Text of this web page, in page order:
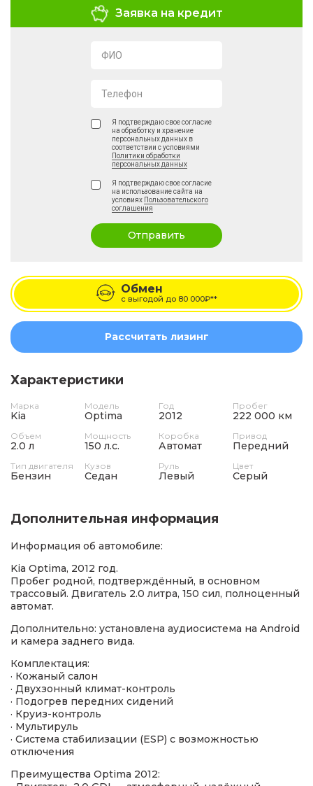
Заявка на кредит
ФИО
Телефон
Я подтверждаю свое согласие
на обработку и хранение
персональных данных в
соответствии с условиями
Политики обработки
персональных данных
Я подтверждаю свое согласие
на использование сайта на
условиях Пользовательского
соглашения
Отправить
Обмен
с выгодой до 80 000₽**
Рассчитать лизинг
Характеристики
Марка
Kia
Модель
Optima
Год
2012
Пробег
222 000 км
Объем
2.0 л
Мощность
150 л.с.
Коробка
Автомат
Привод
Передний
Тип двигателя
Бензин
Кузов
Седан
Руль
Левый
Цвет
Серый
Дополнительная информация
Информация об автомобиле:
Kia Optima, 2012 год.
Пробег родной, подтверждённый, в основном
трассовый. Двигатель 2.0 литра, 150 сил, полноценный
автомат.
Дополнительно: установлена аудиосистема на Android
и камера заднего вида.
Комплектация:
· Кожаный салон
· Двухзонный климат-контроль
· Подогрев передних сидений
· Круиз-контроль
· Мультируль
· Система стабилизации (ESP) с возможностью
отключения
Преимущества Optima 2012: